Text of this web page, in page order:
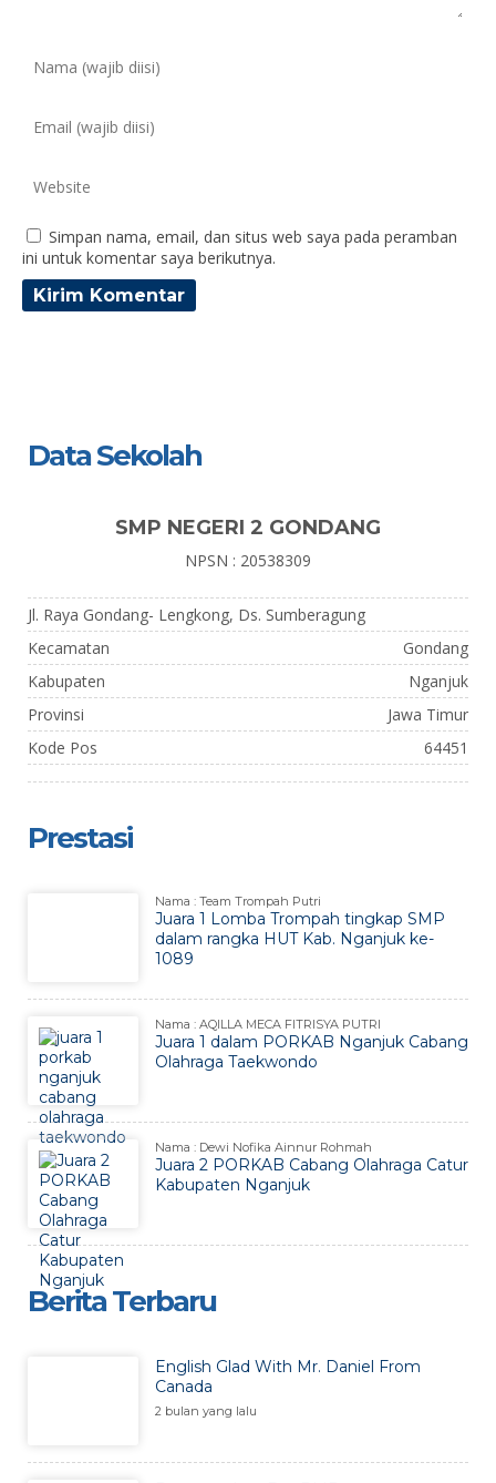
Simpan nama, email, dan situs web saya pada peramban
ini untuk komentar saya berikutnya.
Data Sekolah
SMP NEGERI 2 GONDANG
NPSN : 20538309
Jl. Raya Gondang- Lengkong, Ds. Sumberagung
Kecamatan
Gondang
Kabupaten
Nganjuk
Provinsi
Jawa Timur
Kode Pos
64451
Prestasi
Nama : Team Trompah Putri
Juara 1 Lomba Trompah tingkap SMP
dalam rangka HUT Kab. Nganjuk ke-
1089
Nama : AQILLA MECA FITRISYA PUTRI
Juara 1 dalam PORKAB Nganjuk Cabang
Olahraga Taekwondo
Nama : Dewi Nofika Ainnur Rohmah
Juara 2 PORKAB Cabang Olahraga Catur
Kabupaten Nganjuk
Berita Terbaru
English Glad With Mr. Daniel From
Canada
2 bulan yang lalu